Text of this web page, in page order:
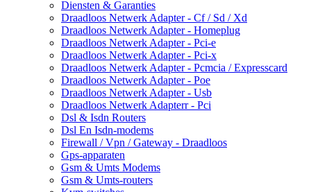
Diensten & Garanties
Draadloos Netwerk Adapter - Cf / Sd / Xd
Draadloos Netwerk Adapter - Homeplug
Draadloos Netwerk Adapter - Pci-e
Draadloos Netwerk Adapter - Pci-x
Draadloos Netwerk Adapter - Pcmcia / Expresscard
Draadloos Netwerk Adapter - Poe
Draadloos Netwerk Adapter - Usb
Draadloos Netwerk Adapterr - Pci
Dsl & Isdn Routers
Dsl En Isdn-modems
Firewall / Vpn / Gateway - Draadloos
Gps-apparaten
Gsm & Umts Modems
Gsm & Umts-routers